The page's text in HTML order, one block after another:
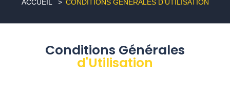
ACCUEIL CONDITIONS GÉNÉRALES D’UTILISATION
Conditions Générales
d'Utilisation